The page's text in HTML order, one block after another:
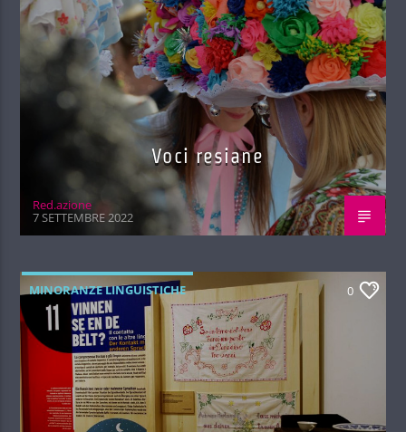
Voci resiane
Red.azione
7 SETTEMBRE 2022
MINORANZE LINGUISTICHE 0